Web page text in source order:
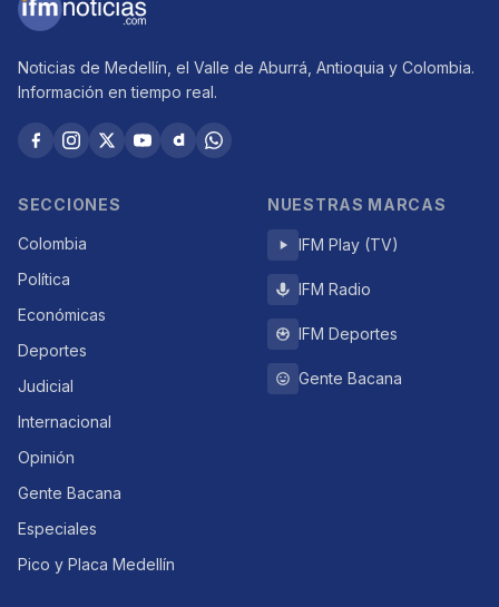
Noticias de Medellín, el Valle de Aburrá, Antioquia y Colombia.
Información en tiempo real.
SECCIONES
Colombia
Política
Económicas
Deportes
Judicial
Internacional
Opinión
Gente Bacana
Especiales
Pico y Placa Medellín
NUESTRAS MARCAS
IFM Play (TV)
IFM Radio
IFM Deportes
Gente Bacana